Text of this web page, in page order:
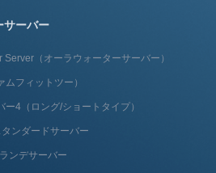
サーバー
Server​（オーラウォーターサーバー）
ムフィットツー）
ー4（ロング/ショートタイプ）
ンダードサーバー
ンデサーバー